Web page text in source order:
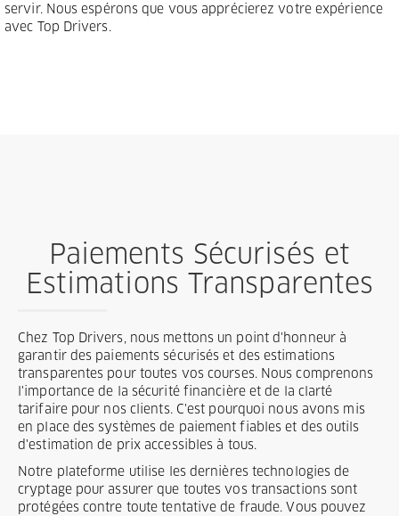
servir. Nous espérons que vous apprécierez votre expérience
avec Top Drivers.
Paiements Sécurisés et
Estimations Transparentes
Chez Top Drivers, nous mettons un point d'honneur à
garantir des paiements sécurisés et des estimations
transparentes pour toutes vos courses. Nous comprenons
l'importance de la sécurité financière et de la clarté
tarifaire pour nos clients. C'est pourquoi nous avons mis
en place des systèmes de paiement fiables et des outils
d'estimation de prix accessibles à tous.
Notre plateforme utilise les dernières technologies de
cryptage pour assurer que toutes vos transactions sont
protégées contre toute tentative de fraude. Vous pouvez